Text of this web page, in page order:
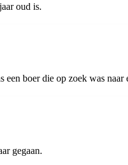
oud is.
boer die op zoek was
gegaan.